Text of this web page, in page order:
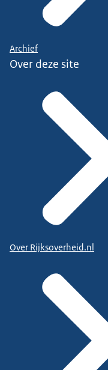
Archief
Over deze site
Over Rijksoverheid.nl